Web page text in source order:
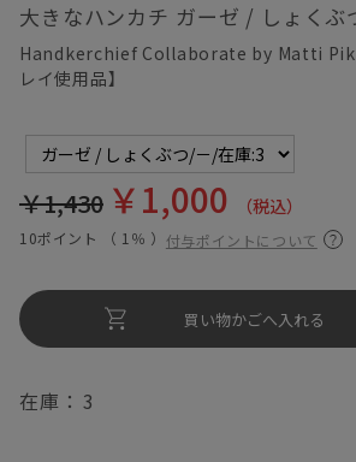
大きなハンカチ ガーゼ / しょくぶ
Handkerchief Collaborate by Matti
レイ使用品】
￥1,430 ￥1,000 （税込）
10ポイント （ 1％ ） 付与ポイントについて
在庫： 3